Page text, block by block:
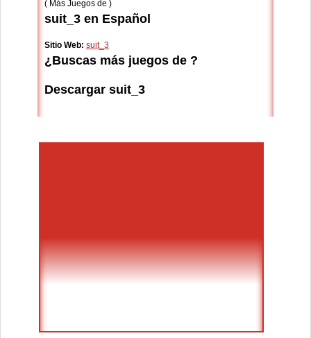
( Más Juegos de )
suit_3 en Español
Sitio Web: suit_3
¿Buscas más juegos de ?
Descargar suit_3